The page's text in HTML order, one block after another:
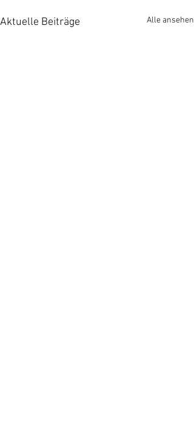
Aktuelle Beiträge Alle ansehen